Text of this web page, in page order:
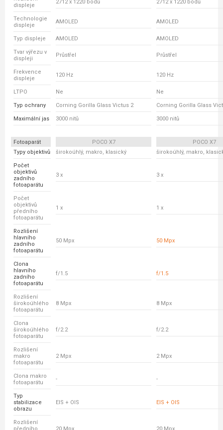
displeje
2712 x 1220 bodů 2712 x 1220 bodů
Technologie
displeje
AMOLED AMOLED
Typ displeje AMOLED AMOLED
Tvar výřezu v
displeji
Průstřel Průstřel
Frekvence
displeje
120 Hz 120 Hz
LTPO Ne Ne
Typ ochrany Corning Gorilla Glass Victus 2 Corning Gorilla Glass
Maximální jas 3000 nitů 3000 nitů
Fotoaparát POCO X7
POCO X7
Typy objektivů
širokoúhlý, makro, klasický širokoúhlý, makro,
Počet
objektivů
zadního
fotoaparátu
3 x 3 x
Počet
objektivů
předního
fotoaparátu
1 x 1 x
Rozlišení
hlavního
zadního
fotoaparátu
50 Mpx 50 Mpx
Clona
hlavního
zadního
fotoaparátu
f/1.5 f/1.5
Rozlišení
širokoúhlého
fotoaparátu
8 Mpx 8 Mpx
Clona
širokoúhlého
fotoaparátu
f/2.2 f/2.2
Rozlišení
makro
fotoaparátu
2 Mpx 2 Mpx
Clona makro
fotoaparátu
- -
Typ
stabilizace
obrazu
EIS + OIS EIS + OIS
Rozlišení